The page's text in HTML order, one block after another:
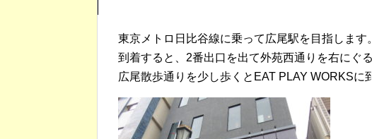
東京メトロ日比谷線に乗って広尾駅を目指します。
到着すると、2番出口を出て外苑西通りを右にぐ
広尾散歩通りを少し歩くとEAT PLAY WORKSに